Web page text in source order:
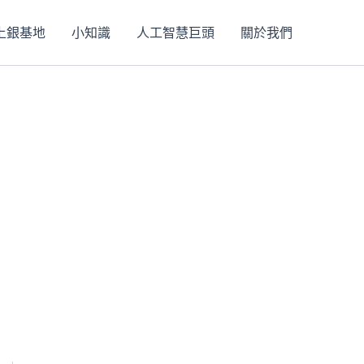
銀基地 小知識 人工智慧巨頭 關於我們